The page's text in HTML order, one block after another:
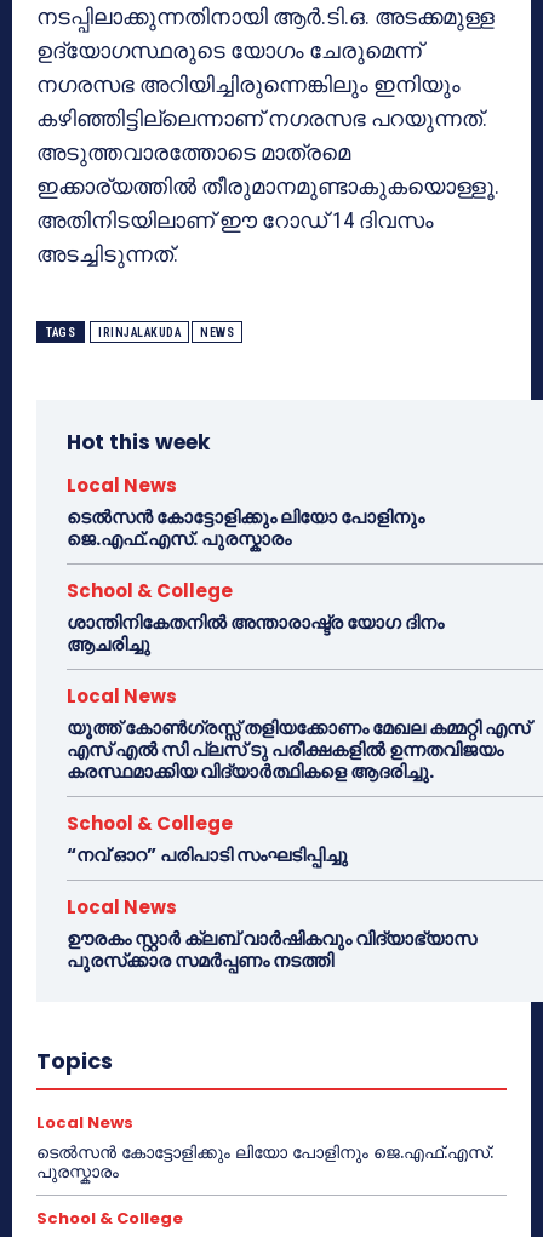
നടപ്പിലാക്കുന്നതിനായി ആര്‍.ടി.ഒ. അടക്കമുള്ള
ഉദ്യോഗസ്ഥരുടെ യോഗം ചേരുമെന്ന്
നഗരസഭ അറിയിച്ചിരുന്നെങ്കിലും ഇനിയും
കഴിഞ്ഞിട്ടില്ലെന്നാണ് നഗരസഭ പറയുന്നത്.
അടുത്തവാരത്തോടെ മാത്രമെ
ഇക്കാര്യത്തില്‍ തീരുമാനമുണ്ടാകുകയൊള്ളൂ.
അതിനിടയിലാണ് ഈ റോഡ് 14 ദിവസം
അടച്ചിടുന്നത്.
TAGS IRINJALAKUDA NEWS
Hot this week
Local News
ടെൽസൻ കോട്ടോളിക്കും ലിയോ പോളിനും
ജെ.എഫ്.എസ്. പുരസ്കാരം
School & College
ശാന്തിനികേതനിൽ അന്താരാഷ്ട്ര യോഗ ദിനം
ആചരിച്ചു
Local News
യൂത്ത് കോൺഗ്രസ്സ് തളിയക്കോണം മേഖല കമ്മറ്റി എസ്
എസ് എൽ സി പ്ലസ് ടു പരീക്ഷകളിൽ ഉന്നതവിജയം
കരസ്ഥമാക്കിയ വിദ്യാർത്ഥികളെ ആദരിച്ചു.
School & College
“നവ് ഓറ” പരിപാടി സംഘടിപ്പിച്ചു
Local News
ഊരകം സ്റ്റാർ ക്ലബ് വാർഷികവും വിദ്യാഭ്യാസ
പുരസ്‌ക്കാര സമർപ്പണം നടത്തി
Topics
Local News
ടെൽസൻ കോട്ടോളിക്കും ലിയോ പോളിനും ജെ.എഫ്.എസ്.
പുരസ്കാരം
School & College